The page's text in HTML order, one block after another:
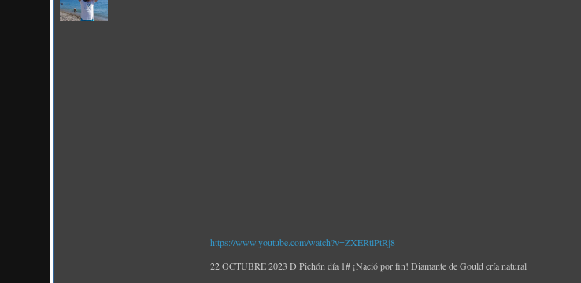
https://www.youtube.com/watch?v=ZXERtlPtRj8
22 OCTUBRE 2023 D Pichón día 1# ¡Nació por fin! Diamante de Gould cría natural